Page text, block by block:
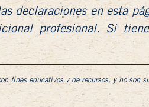
declaraciones en esta
profesional. Si
fines educativos y de recursos, y no son